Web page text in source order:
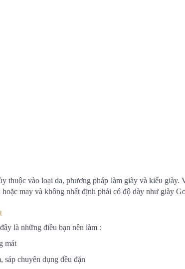
thuộc vào loại da, phương pháp làm giày và kiểu
may và không nhất định phải có độ dày như giày
là những điều bạn nên làm :
mát
chuyên dụng đều đặn